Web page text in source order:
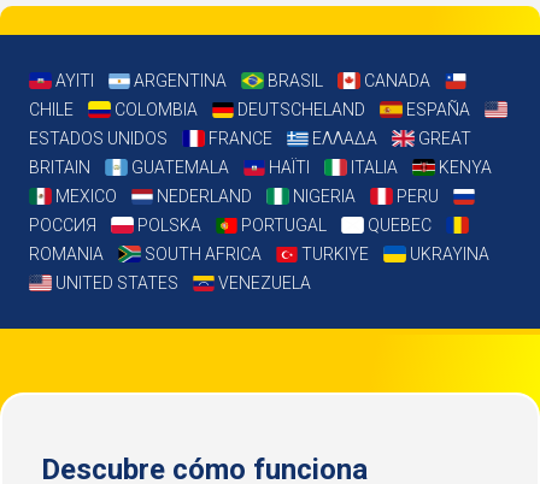
AYITI ARGENTINA BRASIL
CANADA
CHILE
COLOMBIA DEUTSCHELAND
ESPAÑA
ESTADOS UNIDOS
FRANCE ΕΛΛΑΔΑ
GREAT
BRITAIN
GUATEMALA HAÏTI ITALIA
KENYA
MEXICO
NEDERLAND NIGERIA
PERU
РОССИЯ
POLSKA PORTUGAL
QUEBEC
ROMANIA
SOUTH AFRICA TURKIYE
UKRAYINA
UNITED STATES
VENEZUELA
Descubre cómo funciona